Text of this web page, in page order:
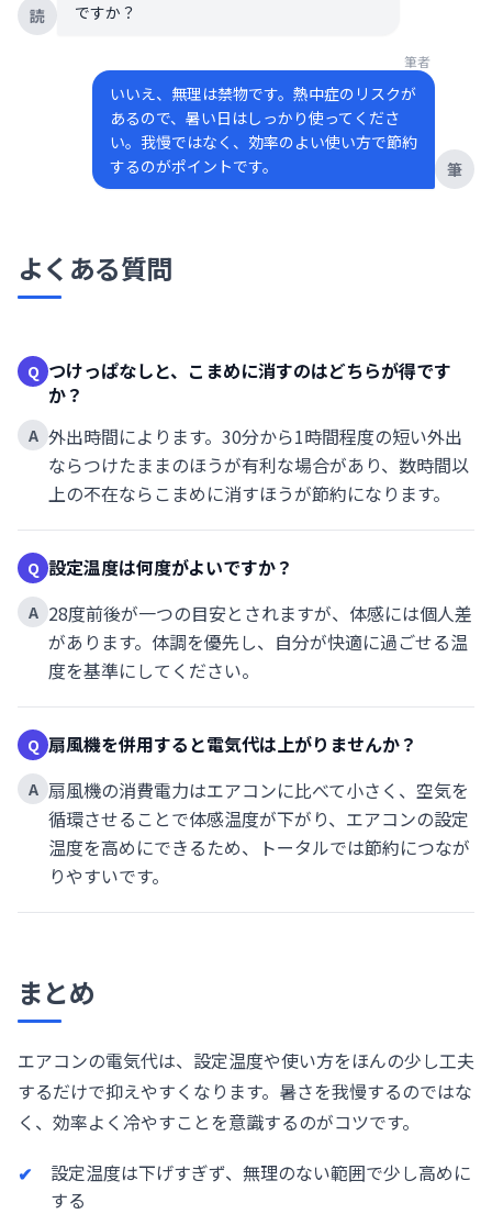
読
ですか？
筆
筆者
いいえ、無理は禁物です。熱中症のリスクが
あるので、暑い日はしっかり使ってくださ
い。我慢ではなく、効率のよい使い方で節約
するのがポイントです。
よくある質問
Q つけっぱなしと、こまめに消すのはどちらが得です
か？
A 外出時間によります。30分から1時間程度の短い外出
ならつけたままのほうが有利な場合があり、数時間以
上の不在ならこまめに消すほうが節約になります。
Q 設定温度は何度がよいですか？
A 28度前後が一つの目安とされますが、体感には個人差
があります。体調を優先し、自分が快適に過ごせる温
度を基準にしてください。
Q 扇風機を併用すると電気代は上がりませんか？
A 扇風機の消費電力はエアコンに比べて小さく、空気を
循環させることで体感温度が下がり、エアコンの設定
温度を高めにできるため、トータルでは節約につなが
りやすいです。
まとめ
エアコンの電気代は、設定温度や使い方をほんの少し工夫
するだけで抑えやすくなります。暑さを我慢するのではな
く、効率よく冷やすことを意識するのがコツです。
設定温度は下げすぎず、無理のない範囲で少し高めに
する